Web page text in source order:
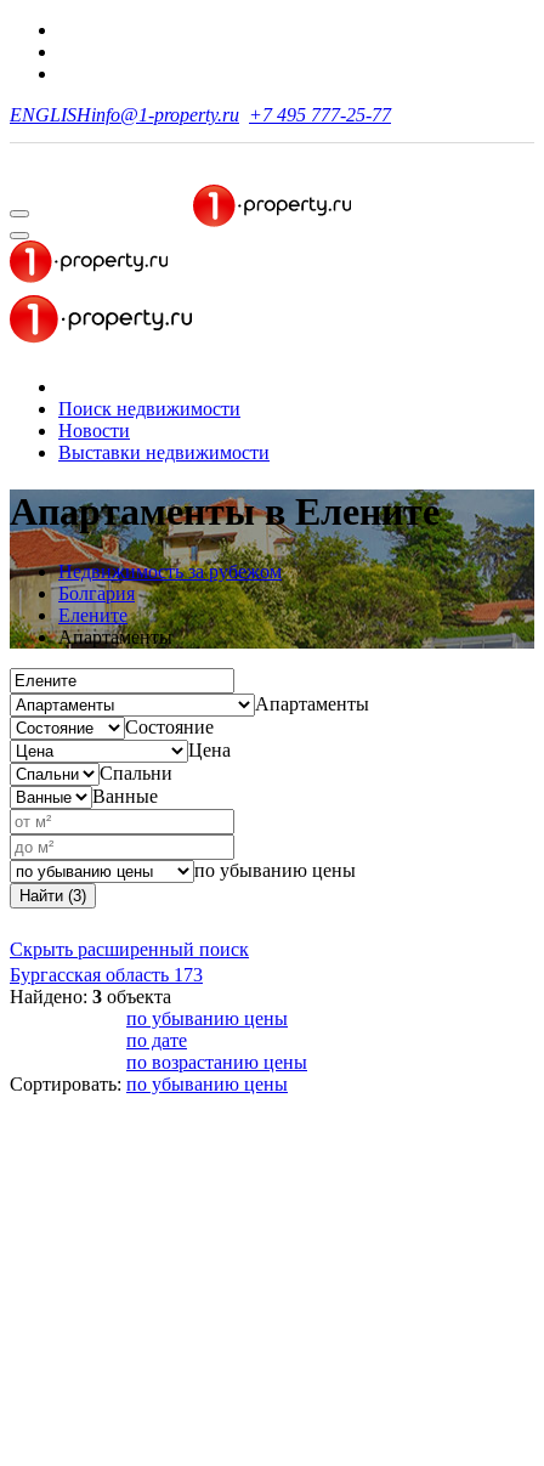
ENGLISHinfo@1-property.ru +7 495 777-25-77
Поиск недвижимости
Новости
Выставки недвижимости
Апартаментыв Елените
Недвижимость за рубежом
Болгария
Елените
Апартаменты
Апартаменты
Состояние
Цена
Спальни
Ванные
по убыванию цены
Найти (3)
Скрыть расширенный поиск
Бургасская область 173
Найдено: 3 объекта
Сортировать:
по убыванию цены
по дате
по возрастанию цены
по убыванию цены